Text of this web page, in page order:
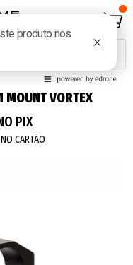
MOUNT VORTEX
PIX
CARTÃO